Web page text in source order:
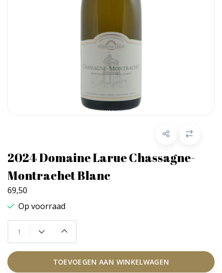
2024 Domaine Larue Chassagne-
Montrachet Blanc
69,50
Op voorraad
TOEVOEGEN AAN WINKELWAGEN